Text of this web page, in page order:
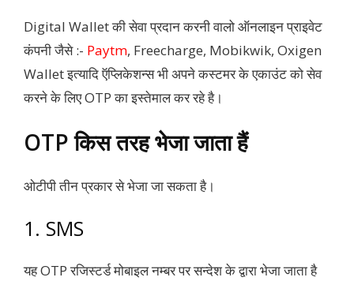
Digital Wallet की सेवा प्रदान करनी वालो ऑनलाइन प्राइवेट
कंपनी जैसे :- Paytm, Freecharge, Mobikwik, Oxigen
Wallet इत्यादि ऍप्लिकेशन्स भी अपने कस्टमर के एकाउंट को सेव
करने के लिए OTP का इस्तेमाल कर रहे है।
OTP किस तरह भेजा जाता हैं
ओटीपी तीन प्रकार से भेजा जा सकता है।
1. SMS
यह OTP रजिस्टर्ड मोबाइल नम्बर पर सन्देश के द्वारा भेजा जाता है